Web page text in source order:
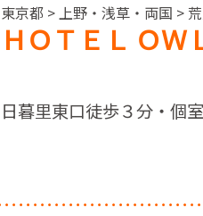
東京都 > 上野・浅草・両国 >
ＨＯＴＥＬ ＯＷ
日暮里東口徒歩３分・個